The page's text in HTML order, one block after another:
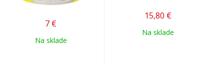
7 €
Na sklade
15,80 €
Na sklade